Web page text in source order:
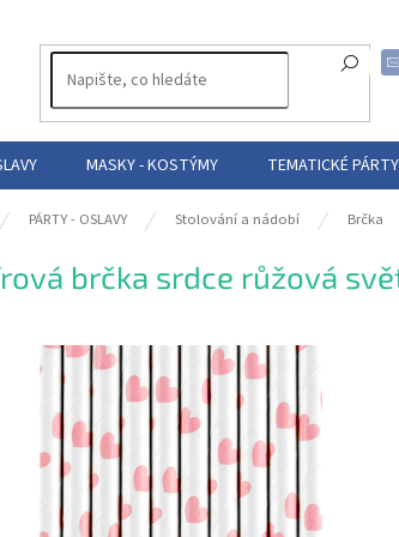
MASKY - KOSTÝMY TEMATICKÉ PÁRTY
PÁRTY - OSLAVY Stolování a nádobí Brčka
brčka srdce růžová